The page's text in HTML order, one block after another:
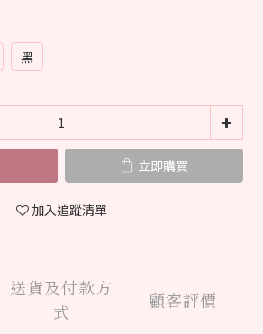
黑
立即購買
加入追蹤清單
送貨及付款方
式
顧客評價